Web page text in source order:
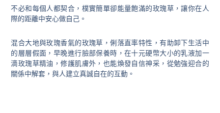
不必和每個人都契合，樸實簡單卻能量飽滿的玫瑰草，讓你在人
際的距離中安心做自己。
混合大地與玫瑰香氣的玫瑰草，俐落直率特性，有助卸下生活中
的層層假面，早晚進行臉部保養時，在十元硬幣大小的乳液加一
滴玫瑰草精油，修護肌膚外，也能煥發自信神采，從勉強迎合的
關係中解套，與人建立真誠自在的互動。